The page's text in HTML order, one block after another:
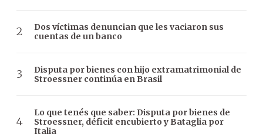
Dos víctimas denuncian que les vaciaron sus
cuentas de un banco
Disputa por bienes con hijo extramatrimonial de
Stroessner continúa en Brasil
Lo que tenés que saber: Disputa por bienes de
Stroessner, déficit encubierto y Bataglia por
Italia